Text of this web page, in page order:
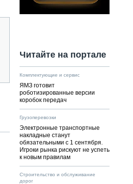
Читайте на портале
Комплектующие и сервис
ЯМЗ готовит
роботизированные версии
коробок передач
Грузоперевозки
Электронные транспортные
накладные станут
обязательными с 1 сентября.
Игроки рынка рискуют не успеть
к новым правилам
Строительство и обслуживание
дорог